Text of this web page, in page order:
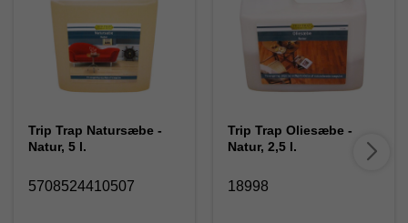
Trip Trap Natursæbe -
Natur, 5 l.
5708524410507
Trip Trap Oliesæbe -
Natur, 2,5 l.
18998